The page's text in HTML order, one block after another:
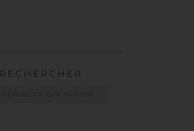
RECHERCHER